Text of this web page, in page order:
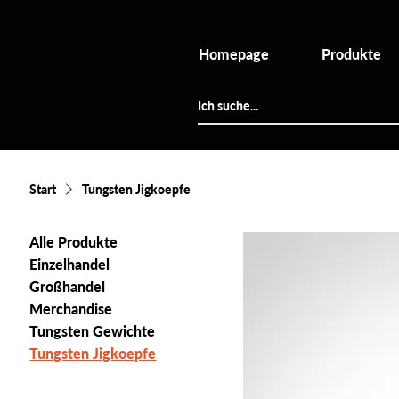
Homepage Produkte
Start Tungsten Jigkoepfe
Alle Produkte
Einzelhandel
Großhandel
Merchandise
Tungsten Gewichte
Tungsten Jigkoepfe